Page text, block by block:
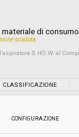
di
scaduta
S.HO.W. al
CLASSIFICAZIONE
CONFIGURAZIONE